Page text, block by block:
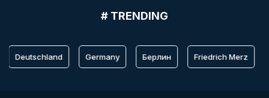
# TRENDING
Deutschland Germany Берлин Friedrich Merz